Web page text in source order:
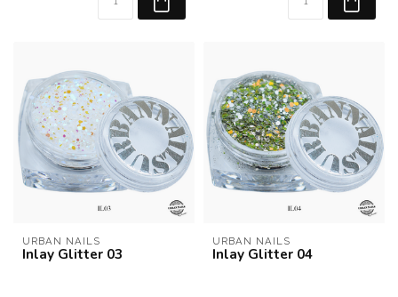
URBAN NAILS
Inlay Glitter 03
URBAN NAILS
Inlay Glitter 04